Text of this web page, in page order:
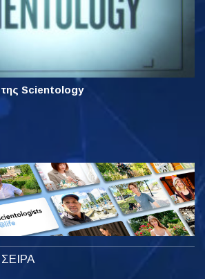
της Scientology